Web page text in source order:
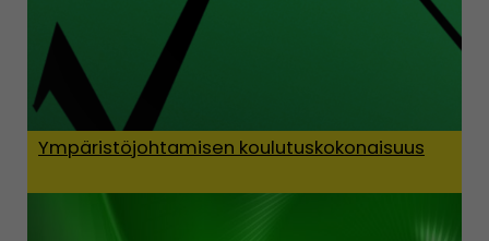
Ympäristöjohtamisen koulutuskokonaisuus